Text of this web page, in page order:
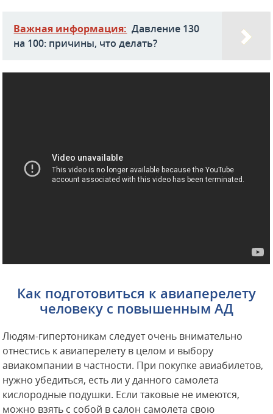
Важная информация: Давление 130
на 100: причины, что делать?
Как подготовиться к авиаперелету
человеку с повышенным АД
Людям-гипертоникам следует очень внимательно
отнестись к авиаперелету в целом и выбору
авиакомпании в частности. При покупке авиабилетов,
нужно убедиться, есть ли у данного самолета
кислородные подушки. Если таковые не имеются,
можно взять с собой в салон самолета свою